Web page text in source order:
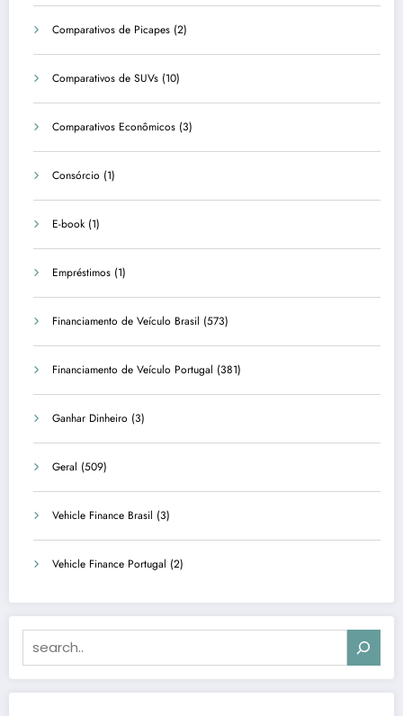
Comparativos de Picapes (2)
Comparativos de SUVs (10)
Comparativos Econômicos (3)
Consórcio (1)
E-book (1)
Empréstimos (1)
Financiamento de Veículo Brasil (573)
Financiamento de Veículo Portugal (381)
Ganhar Dinheiro (3)
Geral (509)
Vehicle Finance Brasil (3)
Vehicle Finance Portugal (2)